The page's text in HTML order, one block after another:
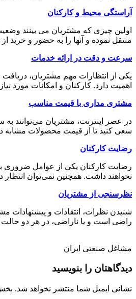
آراستگی محیط و کارکنان
اولین چیزی که مشتریان می بینند
منتقل نموده و آنها را به حضور و خرید
سرعت و دقت در ارائه خدمات
یکی از انتظارات مهم مشتریان،
اهمیت دارد. کارکنان و امکانات مورد
مشتری مداری با قیمت مناسب
در عصر اینترنت، مشتریان می‌توانند
سعی کنید تا از قیمت محصولات مشابه
رضایت کارکنان
رضایت کارکنان یکی از عوامل ضروری
نخواهند داشت. همچنین نمی‌توان
نظرسنجی از مشتریان
شنیدن نظرات، انتقادات و پیشنهادات
راضی است و یا ناراضی، در هر دو حالت
مشاغل صنعتی ایران
دیدگاهتان را بنویسید
نشانی ایمیل شما منتشر نخواهد شد.